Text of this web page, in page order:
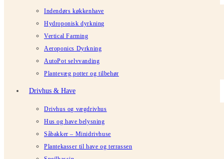
Indendørs køkkenhave
Hydroponisk dyrkning
Vertical Farming
Aeroponics Dyrkning
AutoPot selvvanding
Plantevæg potter og tilbehør
Drivhus & Have
Drivhus og vægdrivhus
Hus og have belysning
Såbakker – Minidrivhuse
Plantekasser til have og terrassen